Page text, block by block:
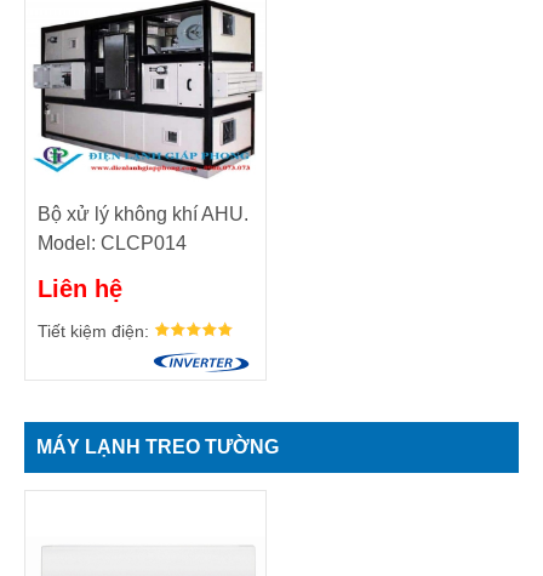
Bộ xử lý không khí AHU.
Model: CLCP014
Liên hệ
Tiết kiệm điện:
MÁY LẠNH TREO TƯỜNG